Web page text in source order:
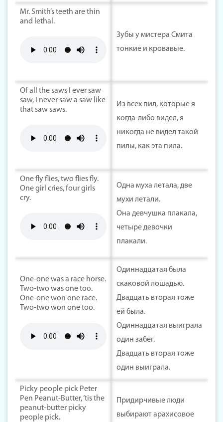
Mr. Smith’s teeth are thin
and lethal.
Зубы у мистера Смита
тонкие и кровавые.
Of all the saws I ever saw
saw, I never saw a saw like
that saw saws.
Из всех пил, которые я
когда-либо видел, я
никогда не видел такой
пилы, как эта пила.
One fly flies, two flies fly.
One girl cries, four girls
cry.
Одна муха летала, две
мухи летали.
Она девчушка плакала,
четыре девочки
плакали.
One-one was a race horse.
Two-two was one too.
One-one won one race.
Two-two won one too.
Одиннадцатая была
скаковой лошадью.
Двадцать вторая тоже
ей была.
Одиннадцатая выиграла
один забег.
Двадцать вторая тоже
один выиграла.
Picky people pick Peter
Pen Peanut-Butter, ‘tis the
peanut-butter picky
people pick.
Придирчивые люди
выбирают арахисовое